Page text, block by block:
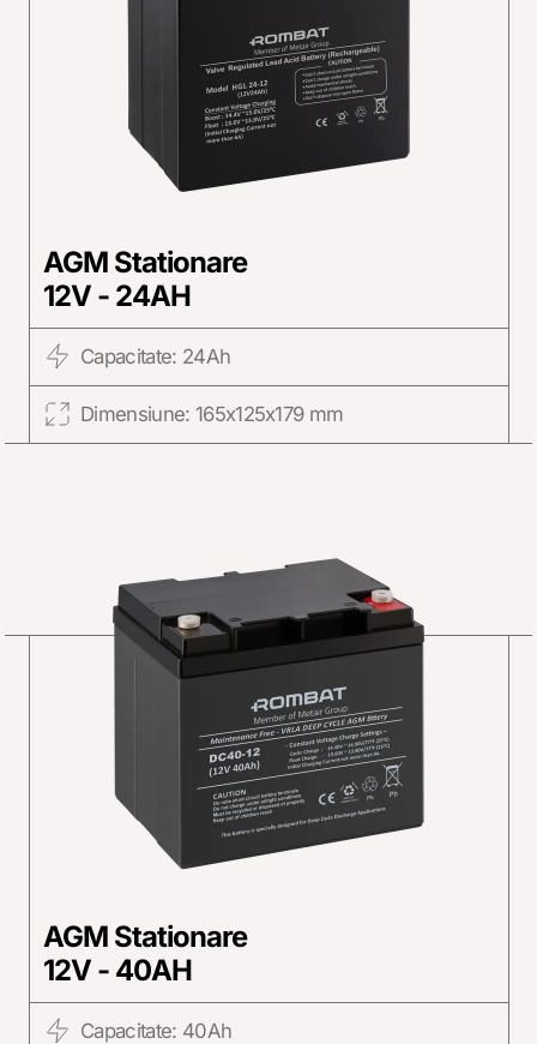
AGM Stationare
12V - 24AH
Capacitate: 24Ah
Dimensiune: 165x125x179 mm
AGM Stationare
12V - 40AH
Capacitate: 40Ah